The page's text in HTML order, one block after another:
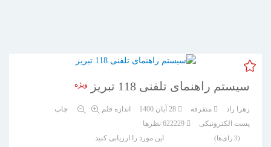
سیستم راهنمای تلفنی 118 تبریز ویژه
زهرا راد متفرقه اندازه قلم
چاپ
پست الکترونیکی
622229 نظرها
این مورد را ارزیابی کنید
(3 رای‌ها)